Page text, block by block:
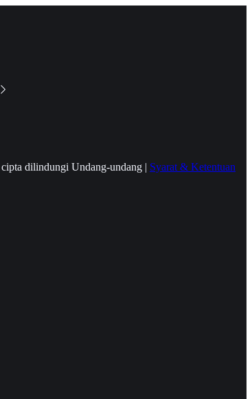
dilindungi Undang-undang | Syarat & Ketentuan